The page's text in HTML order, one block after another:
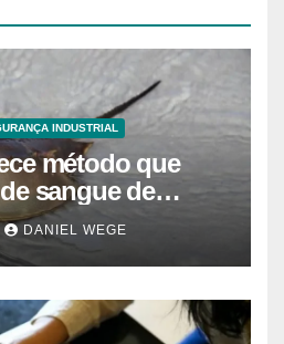
INDUSTRIAL
método que
sangue de
em testes
DANIEL WEGE